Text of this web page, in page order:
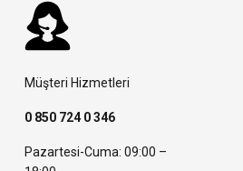
Müşteri Hizmetleri
0 850 724 0 346
Pazartesi-Cuma: 09:00 –